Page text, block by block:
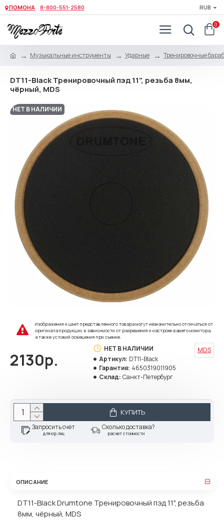
ПОМОНА 8-800-551-2580 RUB
0
Музыкальные инструменты Ударные Тренировочные
DT11-Black Тренировочный пэд 11", резьба 8мм,
чёрный, MDS
НЕТ В НАЛИЧИИ
Изображения и цвет представленного товара могут незначительно отличаться от
оригинала продукции, в зависимости от разрешения и настроек вашего монитора,
а также условий освещения при съемке.
2130р.
НЕТ В НАЛИЧИИ
Артикул: DT11-Black
Гарантия: 4650319011905
Склад: Санкт-Петербург
MDS
КУПИТЬ
Запросить счет
для юр.лиц
Сколько доставка?
расчет стоимости
ОПИСАНИЕ
DT11-Black Drumtone Тренировочный пэд 11", резьба
8мм, чёрный, MDS